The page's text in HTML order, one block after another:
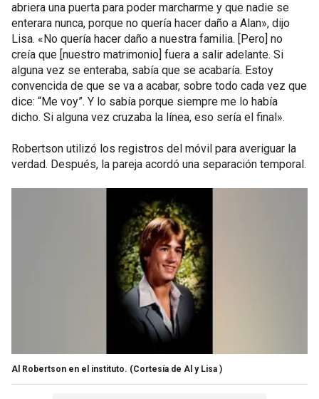
abriera una puerta para poder marcharme y que nadie se
enterara nunca, porque no quería hacer daño a Alan», dijo
Lisa. «No quería hacer daño a nuestra familia. [Pero] no
creía que [nuestro matrimonio] fuera a salir adelante. Si
alguna vez se enteraba, sabía que se acabaría. Estoy
convencida de que se va a acabar, sobre todo cada vez que
dice: “Me voy”. Y lo sabía porque siempre me lo había
dicho. Si alguna vez cruzaba la línea, eso sería el final».
Robertson utilizó los registros del móvil para averiguar la
verdad. Después, la pareja acordó una separación temporal.
Al Robertson en el instituto. (Cortesía de Al y Lisa )